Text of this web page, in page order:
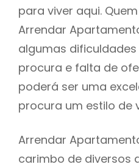
para viver aqui.
Arrendar
algumas
procura e falta de
poderá ser uma
procura um estilo de
Arrendar
carimbo de diversos